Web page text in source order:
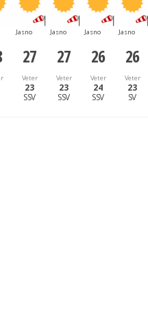
Jasno Jasno Jasno Jasno
27 27 26 26
Veter
23
SSV
Veter
23
SSV
Veter
24
SSV
Veter
23
SV